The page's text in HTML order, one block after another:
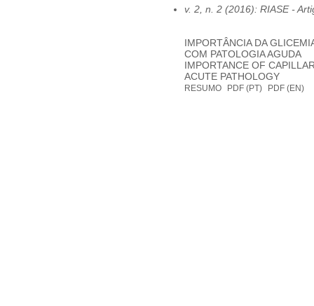
v. 2, n. 2 (2016): RIASE-
IMPORTÂNCIA DA
COM PATOLOGIA AGUDA
IMPORTANCE OF
ACUTE PATHOLOGY
RESUMO PDF (PT) PDF (EN)